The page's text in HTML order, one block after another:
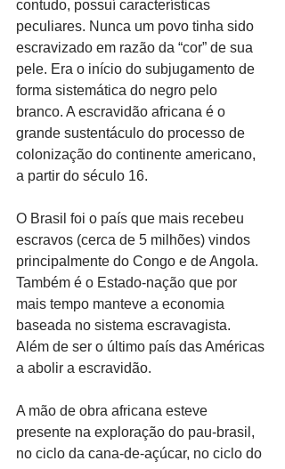
contudo, possuí características
peculiares. Nunca um povo tinha sido
escravizado em razão da “cor” de sua
pele. Era o início do subjugamento de
forma sistemática do negro pelo
branco. A escravidão africana é o
grande sustentáculo do processo de
colonização do continente americano,
a partir do século 16.
O Brasil foi o país que mais recebeu
escravos (cerca de 5 milhões) vindos
principalmente do Congo e de Angola.
Também é o Estado-nação que por
mais tempo manteve a economia
baseada no sistema escravagista.
Além de ser o último país das Américas
a abolir a escravidão.
A mão de obra africana esteve
presente na exploração do pau-brasil,
no ciclo da cana-de-açúcar, no ciclo do